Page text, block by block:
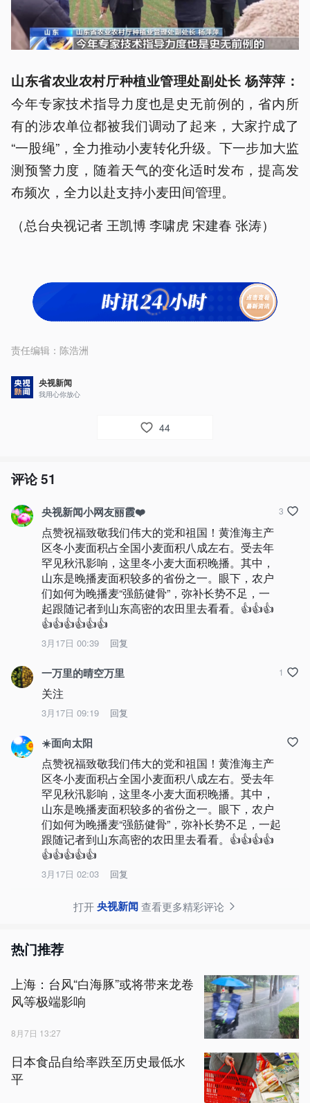
山东省农业农村厅种植业管理处副处长 杨萍萍：
今年专家技术指导力度也是史无前例的，省内所
有的涉农单位都被我们调动了起来，大家拧成了
“一股绳”，全力推动小麦转化升级。下一步加大监
测预警力度，随着天气的变化适时发布，提高发
布频次，全力以赴支持小麦田间管理。
（总台央视记者 王凯博 李啸虎 宋建春 张涛）
责任编辑： 陈浩洲
央视新闻
我用心你放心
44
评论51
央视新闻小网友丽霞❤️
点赞祝福致敬我们伟大的党和祖国！黄淮海主产
区冬小麦面积占全国小麦面积八成左右。受去年
罕见秋汛影响，这里冬小麦大面积晚播。其中，
山东是晚播麦面积较多的省份之一。眼下，农户
们如何为晚播麦“强筋健骨”，弥补长势不足，一
起跟随记者到山东高密的农田里去看看。👍👍👍
👍👍👍👍👍👍
3月17日 00:39 回复
3
一万里的晴空万里
关注
3月17日 09:19 回复
1
☀️面向太阳
点赞祝福致敬我们伟大的党和祖国！黄淮海主产
区冬小麦面积占全国小麦面积八成左右。受去年
罕见秋汛影响，这里冬小麦大面积晚播。其中，
山东是晚播麦面积较多的省份之一。眼下，农户
们如何为晚播麦“强筋健骨”，弥补长势不足，一起
跟随记者到山东高密的农田里去看看。👍👍👍👍
👍👍👍👍👍
3月17日 02:03 回复
打开央视新闻查看更多精彩评论
热门推荐
上海：台风“白海豚”或将带来龙卷
风等极端影响
8月7日 13:27
日本食品自给率跌至历史最低水
平